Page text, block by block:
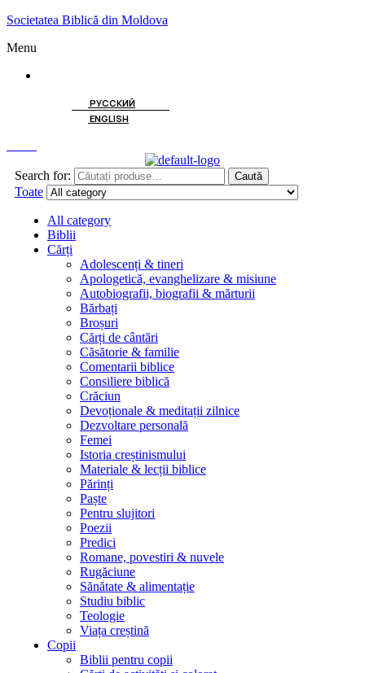
Societatea Biblică din Moldova
Menu
РУССКИЙ
ENGLISH
Search for: Caută
Toate
All category
Biblii
Cărți
Adolescenți & tineri
Apologetică, evanghelizare & misiune
Autobiografii, biografii & mărturii
Bărbați
Broșuri
Cărți de cântări
Căsătorie & familie
Comentarii biblice
Consiliere biblică
Crăciun
Devoționale & meditații zilnice
Dezvoltare personală
Femei
Istoria creștinismului
Materiale & lecții biblice
Părinți
Paște
Pentru slujitori
Poezii
Predici
Romane, povestiri & nuvele
Rugăciune
Sănătate & alimentație
Studiu biblic
Teologie
Viața creștină
Copii
Biblii pentru copii